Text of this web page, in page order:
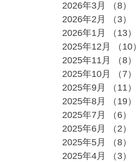
2026年3月
（8）
2026年2月
（3）
2026年1月
（13）
2025年12月
（10）
2025年11月
（8）
2025年10月
（7）
2025年9月
（11）
2025年8月
（19）
2025年7月
（6）
2025年6月
（2）
2025年5月
（8）
2025年4月
（3）